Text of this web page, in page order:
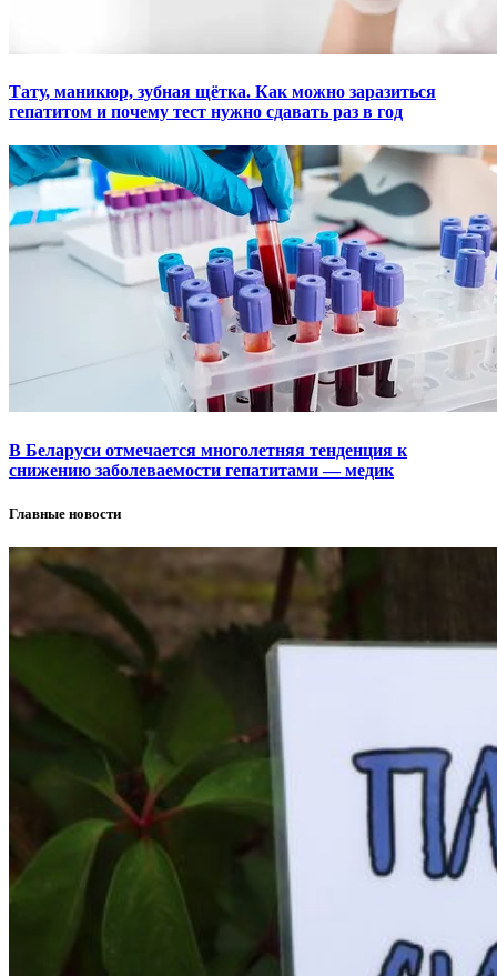
Тату, маникюр, зубная щётка. Как можно заразиться
гепатитом и почему тест нужно сдавать раз в год
В Беларуси отмечается многолетняя тенденция к
снижению заболеваемости гепатитами — медик
Главные новости